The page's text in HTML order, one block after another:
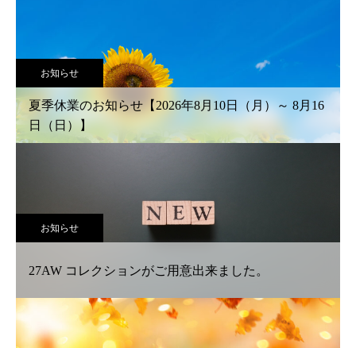
お知らせ
夏季休業のお知らせ【2026年8月10日（月）～ 8月16
日（日）】
お知らせ
27AW コレクションがご用意出来ました。